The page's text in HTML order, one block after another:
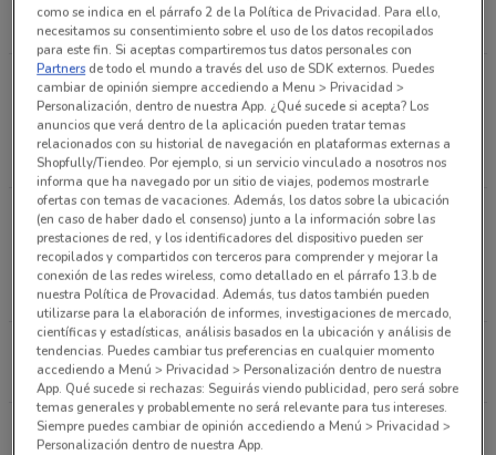
9.1 km
CERRADO
Av. José María Morelos #59 - A, Entre
Nezahualcoyotl y Canal de Circunvalacion, Col. El
Rosario, Barrio de San Pedro Ciudad De México
9.2 km
CERRADO
Avenida Miguel Hidalgo #14 Col. Barrio la
Asuncion. Entre Pinos y Josefa Ortiz de Dominguez
Xochimilco
9.5 km
CERRADO
Av. Aquiles Serdan 360 Xochimilco
9.6 km
CERRADO
Todas las tiendas Coppel
como se indica en el párrafo 2 de la Política de Privacidad. Para ello,
necesitamos su consentimiento sobre el uso de los datos recopilados
para este fin. Si aceptas compartiremos tus datos personales con
Partners de todo el mundo a través del uso de SDK externos. Puedes
cambiar de opinión siempre accediendo a Menu > Privacidad >
Personalización, dentro de nuestra App. ¿Qué sucede si acepta? Los
anuncios que verá dentro de la aplicación pueden tratar temas
relacionados con su historial de navegación en plataformas externas a
Shopfully/Tiendeo. Por ejemplo, si un servicio vinculado a nosotros nos
informa que ha navegado por un sitio de viajes, podemos mostrarle
ofertas con temas de vacaciones. Además, los datos sobre la ubicación
(en caso de haber dado el consenso) junto a la información sobre las
prestaciones de red, y los identificadores del dispositivo pueden ser
recopilados y compartidos con terceros para comprender y mejorar la
conexión de las redes wireless, como detallado en el párrafo 13.b de
nuestra Política de Provacidad. Además, tus datos también pueden
utilizarse para la elaboración de informes, investigaciones de mercado,
científicas y estadísticas, análisis basados en la ubicación y análisis de
tendencias. Puedes cambiar tus preferencias en cualquier momento
accediendo a Menú > Privacidad > Personalización dentro de nuestra
App. Qué sucede si rechazas: Seguirás viendo publicidad, pero será sobre
temas generales y probablemente no será relevante para tus intereses.
Siempre puedes cambiar de opinión accediendo a Menú > Privacidad >
Personalización dentro de nuestra App.